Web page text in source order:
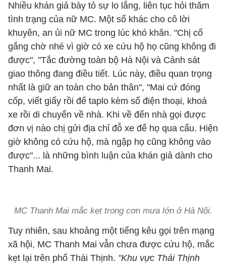
Nhiều khán giả bày tỏ sự lo lắng, liên tục hỏi thăm
tình trạng của nữ MC. Một số khác cho cô lời
khuyên, an ủi nữ MC trong lúc khó khăn. "Chị cố
gắng chờ nhé vì giờ có xe cứu hộ họ cũng không đi
được", "Tắc đường toàn bộ Hà Nội và Cảnh sát
giao thông đang điều tiết. Lúc này, điều quan trọng
nhất là giữ an toàn cho bản thân", "Mai cứ đóng
cốp, viết giấy rồi để taplo kèm số điện thoại, khoá
xe rồi di chuyển về nhà. Khi về đến nhà gọi được
đơn vị nào chị gửi địa chỉ đỗ xe để họ qua cẩu. Hiện
giờ không có cứu hộ, mà ngập họ cũng không vào
được"... là những bình luận của khán giả dành cho
Thanh Mai.
MC Thanh Mai mắc kẹt trong cơn mưa lớn ở Hà Nội.
Tuy nhiên, sau khoảng một tiếng kêu gọi trên mạng
xã hội, MC Thanh Mai vẫn chưa được cứu hộ, mắc
kẹt lại trên phố Thái Thịnh. "Khu vực Thái Thịnh